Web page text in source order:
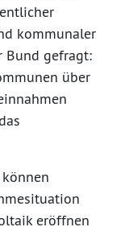
kommunaler
Bund gefragt:
über
eröffnen